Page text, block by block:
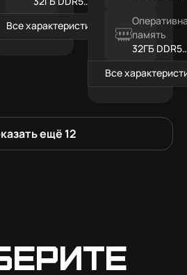
ещё 12
RGB
Все характеристики
память
32ГБ DDR5
RGB
Все